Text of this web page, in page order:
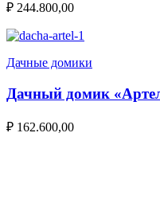
₽ 244.800,00
Дачные домики
Дачный домик
₽ 162.600,00